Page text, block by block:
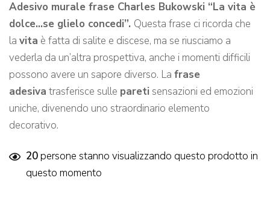
Adesivo murale frase Charles Bukowski “La vita è
dolce…se glielo concedi”. Questa frase ci ricorda che
la vita è fatta di salite e discese, ma se riusciamo a
vederla da un’altra prospettiva, anche i momenti difficili
possono avere un sapore diverso. La frase
adesiva trasferisce sulle pareti sensazioni ed emozioni
uniche, divenendo uno straordinario elemento
decorativo.
20persone stanno visualizzando questo prodotto in
questo momento